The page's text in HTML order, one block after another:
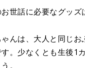
世話に必要なグッ
んは、大人と同じ
。少なくとも生後1
。